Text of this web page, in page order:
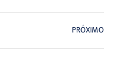
PRÓXIMO